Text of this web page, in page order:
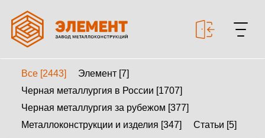
МЕТАЛЛОКОНСТРУКЦИИ
Все [2443]
Элемент [7]
Черная металлургия в России [1707]
Черная металлургия за рубежом [377]
Металлоконструкции и изделия [347]
Статьи [5]